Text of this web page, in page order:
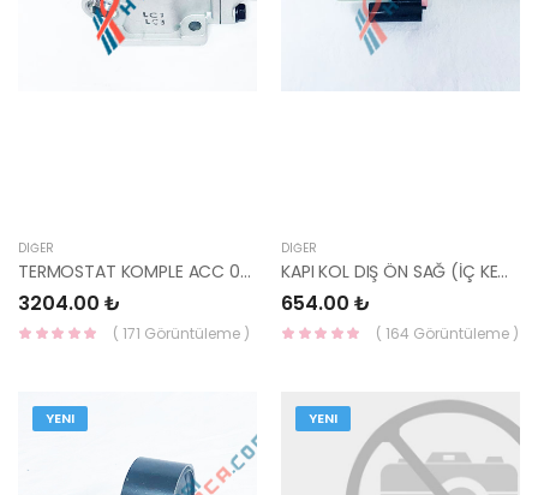
DIĞER
TERMOSTAT KOMPLE ACC 00-06/GETZ 05 1.3 25600-22760-HMC
3204.00 ₺
( 171 Görüntüleme )
DIĞER
KAPI KOL DIŞ ÖN SAĞ (İÇ KEMİK) İ20 09-12 82665-1J000-HMC
654.00 ₺
( 164 Görüntüleme )
YENI YENI